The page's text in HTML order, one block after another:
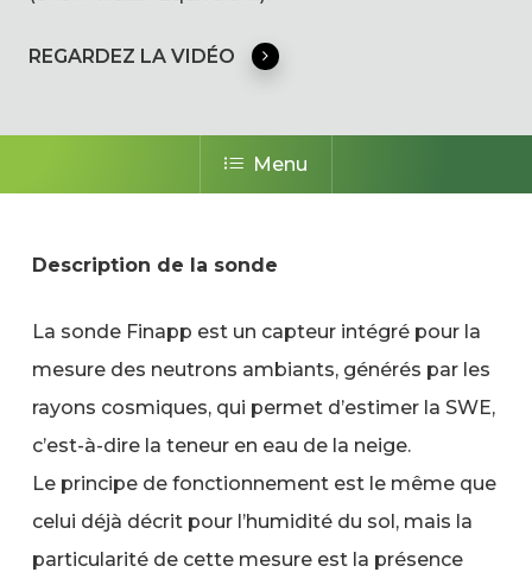
REGARDEZ LA VIDÉO
Menu
Description de la sonde
La sonde Finapp est un capteur intégré pour la
mesure des neutrons ambiants, générés par les
rayons cosmiques, qui permet d’estimer la SWE,
c’est-à-dire la teneur en eau de la neige.
Le principe de fonctionnement est le même que
celui déjà décrit pour l’humidité du sol, mais la
particularité de cette mesure est la présence